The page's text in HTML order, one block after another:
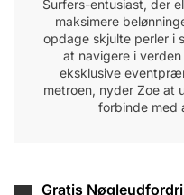
Surfers-entusiast, der
maksimere
opdage skjulte perler i
at navigere i
eksklusive
metroen, nyder Zoe at
forbinde med
Gratis